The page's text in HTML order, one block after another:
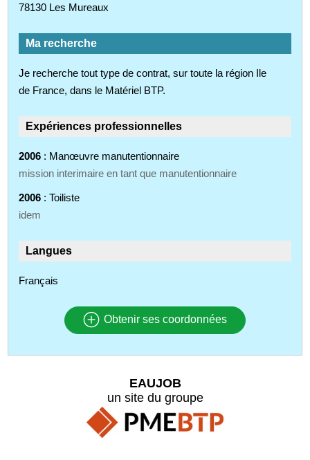
78130 Les Mureaux
Ma recherche
Je recherche tout type de contrat, sur toute la région Ile
de France, dans le Matériel BTP.
Expériences professionnelles
2006 : Manœuvre manutentionnaire
mission interimaire en tant que manutentionnaire
2006 : Toiliste
idem
Langues
Français
Obtenir ses coordonnées
EAUJOB
un site du groupe